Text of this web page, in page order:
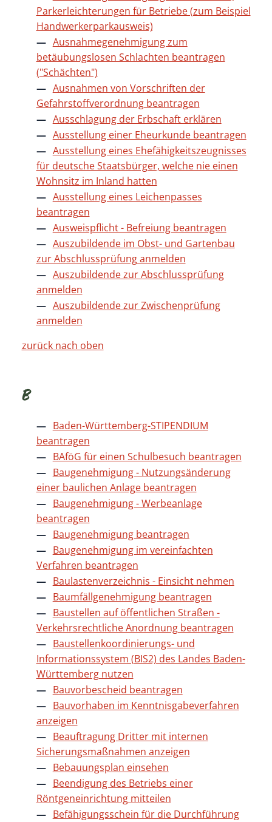
Parkerleichterungen für Betriebe (zum Beispiel
Handwerkerparkausweis)
Ausnahmegenehmigung zum
betäubungslosen Schlachten beantragen
("Schächten")
Ausnahmen von Vorschriften der
Gefahrstoffverordnung beantragen
Ausschlagung der Erbschaft erklären
Ausstellung einer Eheurkunde beantragen
Ausstellung eines Ehefähigkeitszeugnisses
für deutsche Staatsbürger, welche nie einen
Wohnsitz im Inland hatten
Ausstellung eines Leichenpasses
beantragen
Ausweispflicht - Befreiung beantragen
Auszubildende im Obst- und Gartenbau
zur Abschlussprüfung anmelden
Auszubildende zur Abschlussprüfung
anmelden
Auszubildende zur Zwischenprüfung
anmelden
zurück nach oben
B
Baden-Württemberg-STIPENDIUM
beantragen
BAföG für einen Schulbesuch beantragen
Baugenehmigung - Nutzungsänderung
einer baulichen Anlage beantragen
Baugenehmigung - Werbeanlage
beantragen
Baugenehmigung beantragen
Baugenehmigung im vereinfachten
Verfahren beantragen
Baulastenverzeichnis - Einsicht nehmen
Baumfällgenehmigung beantragen
Baustellen auf öffentlichen Straßen -
Verkehrsrechtliche Anordnung beantragen
Baustellenkoordinierungs- und
Informationssystem (BIS2) des Landes Baden-
Württemberg nutzen
Bauvorbescheid beantragen
Bauvorhaben im Kenntnisgabeverfahren
anzeigen
Beauftragung Dritter mit internen
Sicherungsmaßnahmen anzeigen
Bebauungsplan einsehen
Beendigung des Betriebs einer
Röntgeneinrichtung mitteilen
Befähigungsschein für die Durchführung